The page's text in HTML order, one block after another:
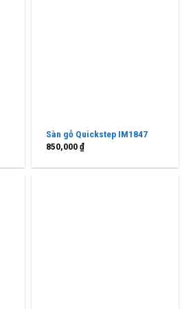
Sàn gỗ Quickstep IM1847
850,000₫